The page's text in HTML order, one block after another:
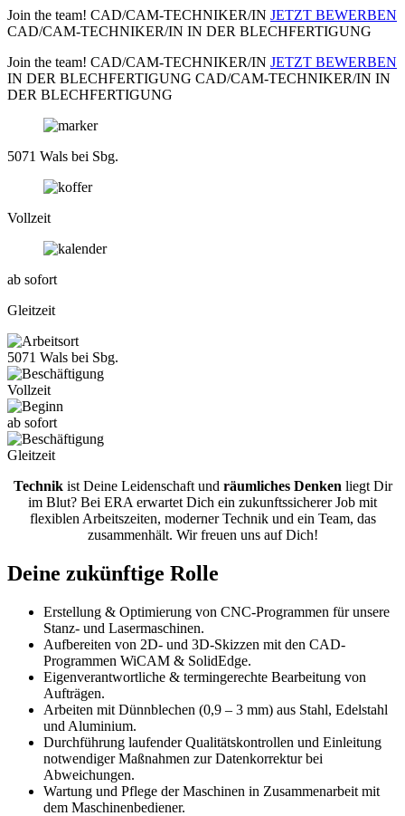
Join the team! CAD/CAM-TECHNIKER/IN JETZT BEWERBEN
CAD/CAM-TECHNIKER/IN IN DER BLECHFERTIGUNG
Join the team! CAD/CAM-TECHNIKER/IN JETZT BEWERBEN
IN DER BLECHFERTIGUNG CAD/CAM-TECHNIKER/IN IN
DER BLECHFERTIGUNG
5071 Wals bei Sbg.
Vollzeit
ab sofort
Gleitzeit
5071 Wals bei Sbg.
Vollzeit
ab sofort
Gleitzeit
Technikist Deine Leidenschaft und räumliches Denken liegt Dir
im Blut? Bei ERA erwartet Dich ein zukunftssicherer Job mit
flexiblen Arbeitszeiten, moderner Technik und ein Team, das
zusammenhält. Wir freuen uns auf Dich!
Deine zukünftige Rolle
Erstellung & Optimierung von CNC-Programmen für unsere
Stanz- und Lasermaschinen.
Aufbereiten von 2D- und 3D-Skizzen mit den CAD-
Programmen WiCAM & SolidEdge.
Eigenverantwortliche & termingerechte Bearbeitung von
Aufträgen.
Arbeiten mit Dünnblechen (0,9 – 3 mm) aus Stahl, Edelstahl
und Aluminium.
Durchführung laufender Qualitätskontrollen und Einleitung
notwendiger Maßnahmen zur Datenkorrektur bei
Abweichungen.
Wartung und Pflege der Maschinen in Zusammenarbeit mit
dem Maschinenbediener.